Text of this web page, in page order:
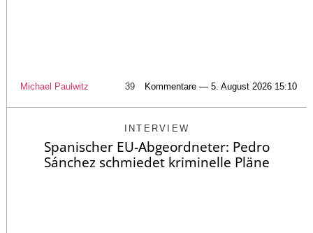
Michael Paulwitz 39 Kommentare — 5. August 2026 15:10
INTERVIEW
Spanischer EU-Abgeordneter: Pedro
Sánchez schmiedet kriminelle Pläne